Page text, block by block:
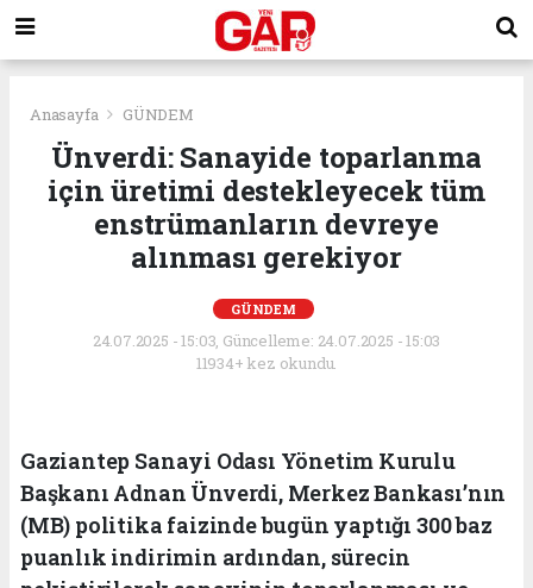
Anasayfa GÜNDEM
Ünverdi: Sanayide toparlanma
için üretimi destekleyecek tüm
enstrümanların devreye
alınması gerekiyor
GÜNDEM
24.07.2025 - 15:03, Güncelleme: 24.07.2025 - 15:03
11934+ kez okundu.
Gaziantep Sanayi Odası Yönetim Kurulu
Başkanı Adnan Ünverdi, Merkez Bankası’nın
(MB) politika faizinde bugün yaptığı 300 baz
puanlık indirimin ardından, sürecin